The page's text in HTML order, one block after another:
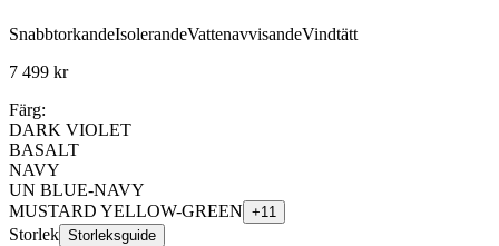
SnabbtorkandeIsolerandeVattenavvisandeVindtätt
7 499 kr
Färg:
DARK VIOLET
BASALT
NAVY
UN BLUE-NAVY
MUSTARD YELLOW-GREEN +11
Storlek Storleksguide